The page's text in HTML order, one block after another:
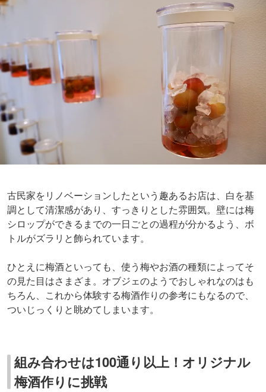
古民家をリノベーションしたという趣あるお店は、白を基
調として清潔感があり、すっきりとした雰囲気。壁には梅
シロップができるまでの一日ごとの過程が分かるよう、ボ
トルがズラリと飾られています。
ひとえに梅酒といっても、使う梅やお酒の種類によってそ
の見た目はさまざま。オブジェのようでおしゃれなのはも
ちろん、これから体験する梅酒作りの参考にもなるので、
ついじっくりと眺めてしまいます。
組み合わせは100通り以上！オリジナル
梅酒作りに挑戦